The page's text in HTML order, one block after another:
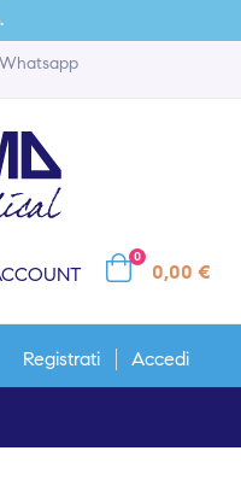
0
0,00 €
Registrati Accedi